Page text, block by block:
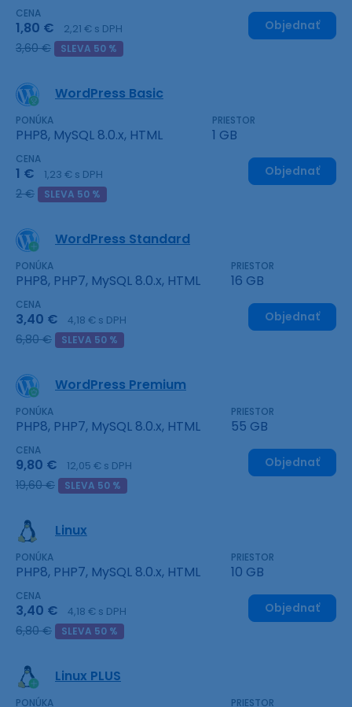
CENA
1,80 € 2,21 € s DPH
3,60 € SLEVA 50 %
Objednať
WordPress Basic
PONÚKA
PHP8, MySQL 8.0.x, HTML
PRIESTOR
1 GB
CENA
1 € 1,23 € s DPH
2 € SLEVA 50 %
Objednať
WordPress Standard
PONÚKA
PHP8, PHP7, MySQL 8.0.x, HTML
PRIESTOR
16 GB
CENA
3,40 € 4,18 € s DPH
6,80 € SLEVA 50 %
Objednať
WordPress Premium
PONÚKA
PHP8, PHP7, MySQL 8.0.x, HTML
PRIESTOR
55 GB
CENA
9,80 € 12,05 € s DPH
19,60 € SLEVA 50 %
Objednať
Linux
PONÚKA
PHP8, PHP7, MySQL 8.0.x, HTML
PRIESTOR
10 GB
CENA
3,40 € 4,18 € s DPH
6,80 € SLEVA 50 %
Objednať
Linux PLUS
PONÚKA PRIESTOR